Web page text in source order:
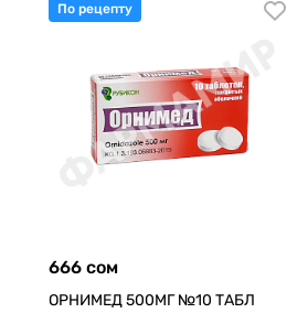
По рецепту
666 сом
ОРНИМЕД 500МГ №10 ТАБЛ